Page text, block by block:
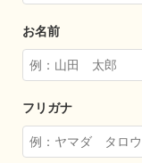
お名前
フリガナ